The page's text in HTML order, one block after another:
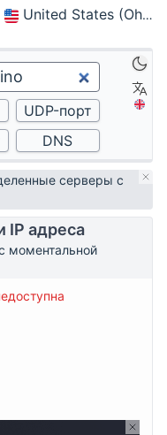
United States (Ohio, Columbus)
серверы с
IP адреса
моментальной